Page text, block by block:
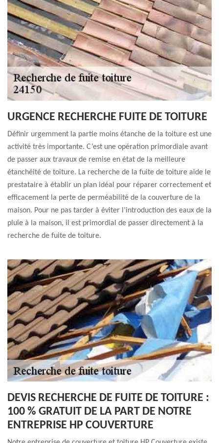
URGENCE RECHERCHE FUITE DE TOITURE
Définir urgemment la partie moins étanche de la toiture est une
activité très importante. C’est une opération primordiale avant
de passer aux travaux de remise en état de la meilleure
étanchéité de toiture. La recherche de la fuite de toiture aide le
prestataire à établir un plan idéal pour réparer correctement et
efficacement la perte de perméabilité de la couverture de la
maison. Pour ne pas tarder à éviter l’introduction des eaux de la
pluie à la maison, il est primordial de passer directement à la
recherche de fuite de toiture.
DEVIS RECHERCHE DE FUITE DE TOITURE :
100 % GRATUIT DE LA PART DE NOTRE
ENTREPRISE HP COUVERTURE